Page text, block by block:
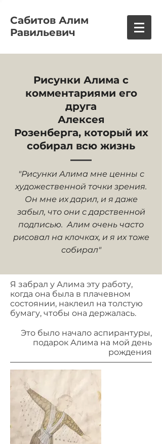
Сабитов Алим
Равильевич
Рисунки Алима с
комментариями его
друга
Алексея
Розенберга, который их
собирал всю жизнь
"Рисунки Алима мне ценны с
художественной точки зрения.
Он мне их дарил, и я даже
забыл, что они с дарственной
подписью. Алим очень часто
рисовал на клочках, и я их тоже
собирал"
Я забрал у Алима эту работу,
когда она была в плачевном
состоянии, наклеил на толстую
бумагу, чтобы она держалась.
Это было начало аспирантуры,
подарок Алима на мой день
рождения